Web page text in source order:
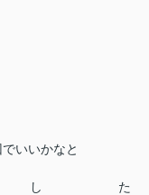
いいかなと
た